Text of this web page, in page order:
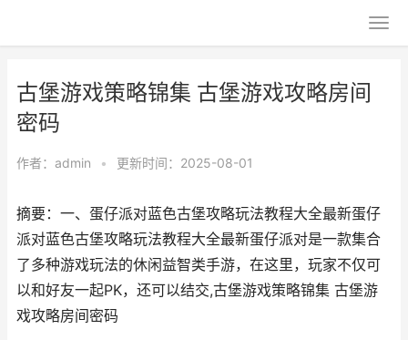
古堡游戏策略锦集 古堡游戏攻略房间
密码
作者： admin • 更新时间：2025-08-01
摘要：一、蛋仔派对蓝色古堡攻略玩法教程大全最新蛋仔
派对蓝色古堡攻略玩法教程大全最新蛋仔派对是一款集合
了多种游戏玩法的休闲益智类手游，在这里，玩家不仅可
以和好友一起PK，还可以结交,古堡游戏策略锦集 古堡游
戏攻略房间密码